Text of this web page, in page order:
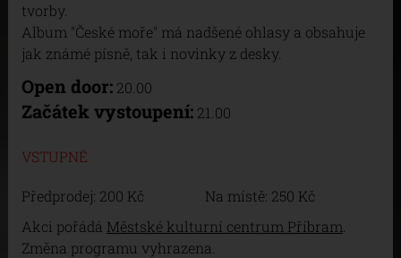
tvorby.
Album "České moře" má nadšené ohlasy a obsahuje
jak známé písně, tak i novinky z desky.
Open door:20.00
Začátek vystoupení:21.00
VSTUPNÉ
Předprodej: 200 Kč Na místě: 250 Kč
Akci pořádá Městské kulturní centrum Příbram
Změna programu vyhrazena.